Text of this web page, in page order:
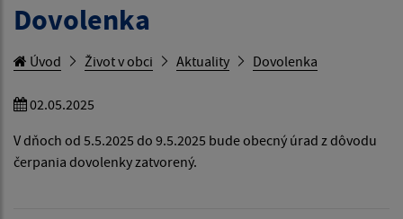
Dovolenka
Úvod Život v obci Aktuality Dovolenka
02.05.2025
V dňoch od 5.5.2025 do 9.5.2025 bude obecný úrad z dôvodu
čerpania dovolenky zatvorený.